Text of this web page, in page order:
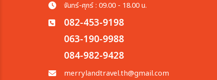
จันทร์-ศุกร์ : 09.00 - 18.00 น.
082-453-9198
063-190-9988
084-982-9428
merrylandtravel.th@gmail.com